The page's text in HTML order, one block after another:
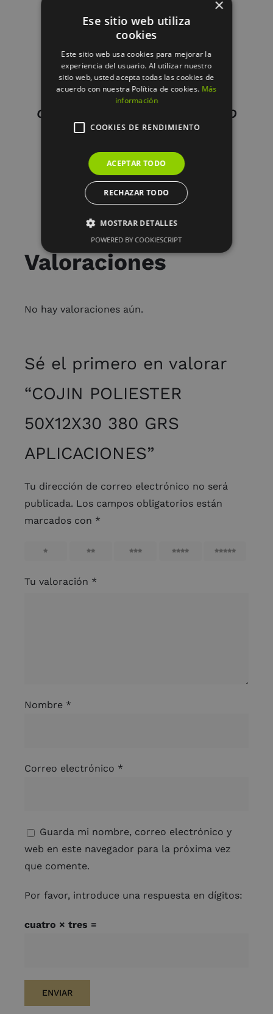
DETALLES
COJIN SET 2 ALGODON BORDADO
50X10X50 CREMA
Valoraciones
No hay valoraciones aún.
Sé el primero en valorar
“COJIN POLIESTER
50X12X30 380 GRS
APLICACIONES”
Tu dirección de correo electrónico no será
publicada. Los campos obligatorios están
marcados con *
Tu valoración *
Nombre *
Correo electrónico *
Guarda mi nombre, correo electrónico y
web en este navegador para la próxima vez
que comente.
Por favor, introduce una respuesta en dígitos:
cuatro × tres =
×
Ese sitio web utiliza
cookies
Este sitio web usa cookies para mejorar la
experiencia del usuario. Al utilizar nuestro
sitio web, usted acepta todas las cookies de
acuerdo con nuestra Política de cookies. Más
información
COOKIES DE RENDIMIENTO
ACEPTAR TODO
RECHAZAR TODO
MOSTRAR DETALLES
POWERED BY COOKIESCRIPT